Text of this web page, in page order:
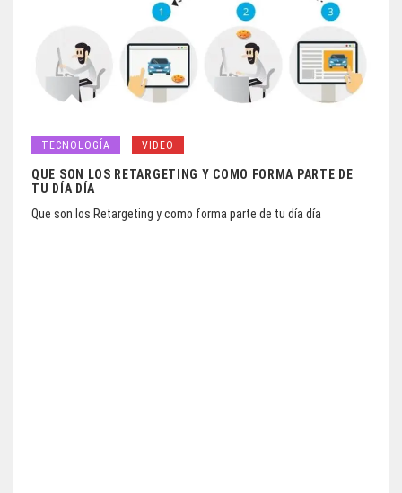
TECNOLOGÍA VIDEO
QUE SON LOS RETARGETING Y COMO FORMA PARTE DE
TU DÍA DÍA
Que son los Retargeting y como forma parte de tu día día